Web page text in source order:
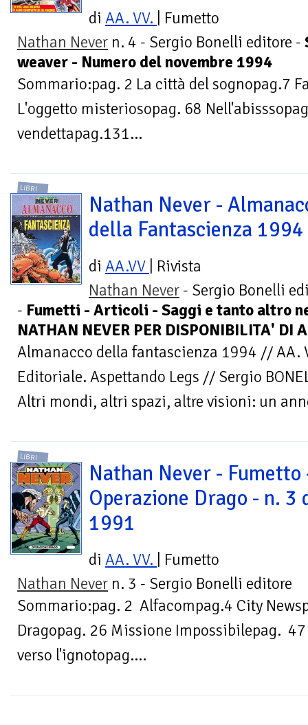
di AA. VV.
| Fumetto
Nathan Never n. 4 - Sergio Bonelli editore -
weaver - Numero del novembre 1994
Sommario:pag. 2 La città del sognopag.7
L'oggetto misteriosopag. 68
vendettapag.131...
LIBRI
Nathan Never -
della Fantascienza 1994
di AA.VV
| Rivista
Nathan Never - Sergio Bonelli
- Fumetti - Articoli - Saggi e tanto altro
NATHAN NEVER PER DISPONIBILITA' DI
Almanacco della fantascienza 1994 // AA.
Editoriale. Aspettando Legs // Sergio
Altri mondi, altri spazi, altre visioni: un
LIBRI
Nathan Never - Fumetto
Operazione Drago - n. 3
1991
di AA. VV.
| Fumetto
Nathan Never n. 3 - Sergio Bonelli editore
Sommario:pag. 2 Alfacompag.4 City
Dragopag. 26 Missione Impossibilepag.
verso l'ignotopag....